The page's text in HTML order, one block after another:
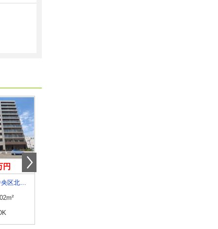
円
北海道札幌市中央区北三条東３丁目